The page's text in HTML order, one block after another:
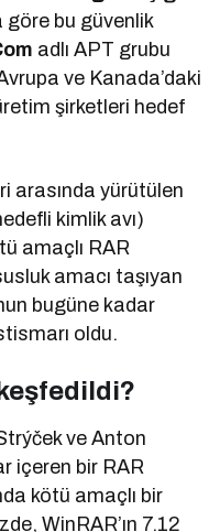
göre bu güvenlik
adlı APT grubu
ve Kanada’daki
şirketleri hedef
arasında yürütülen
kimlik avı)
amaçlı RAR
amacı taşıyan
bugüne kadar
oldu.
ve Anton
içeren bir RAR
kötü amaçlı bir
WinRAR’ın 7.12